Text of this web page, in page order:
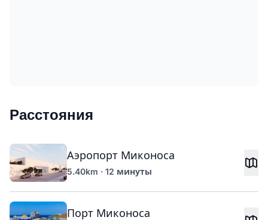
Расстояния
Аэропорт Миконоса
5.40km · 12 минуты
Порт Миконоса